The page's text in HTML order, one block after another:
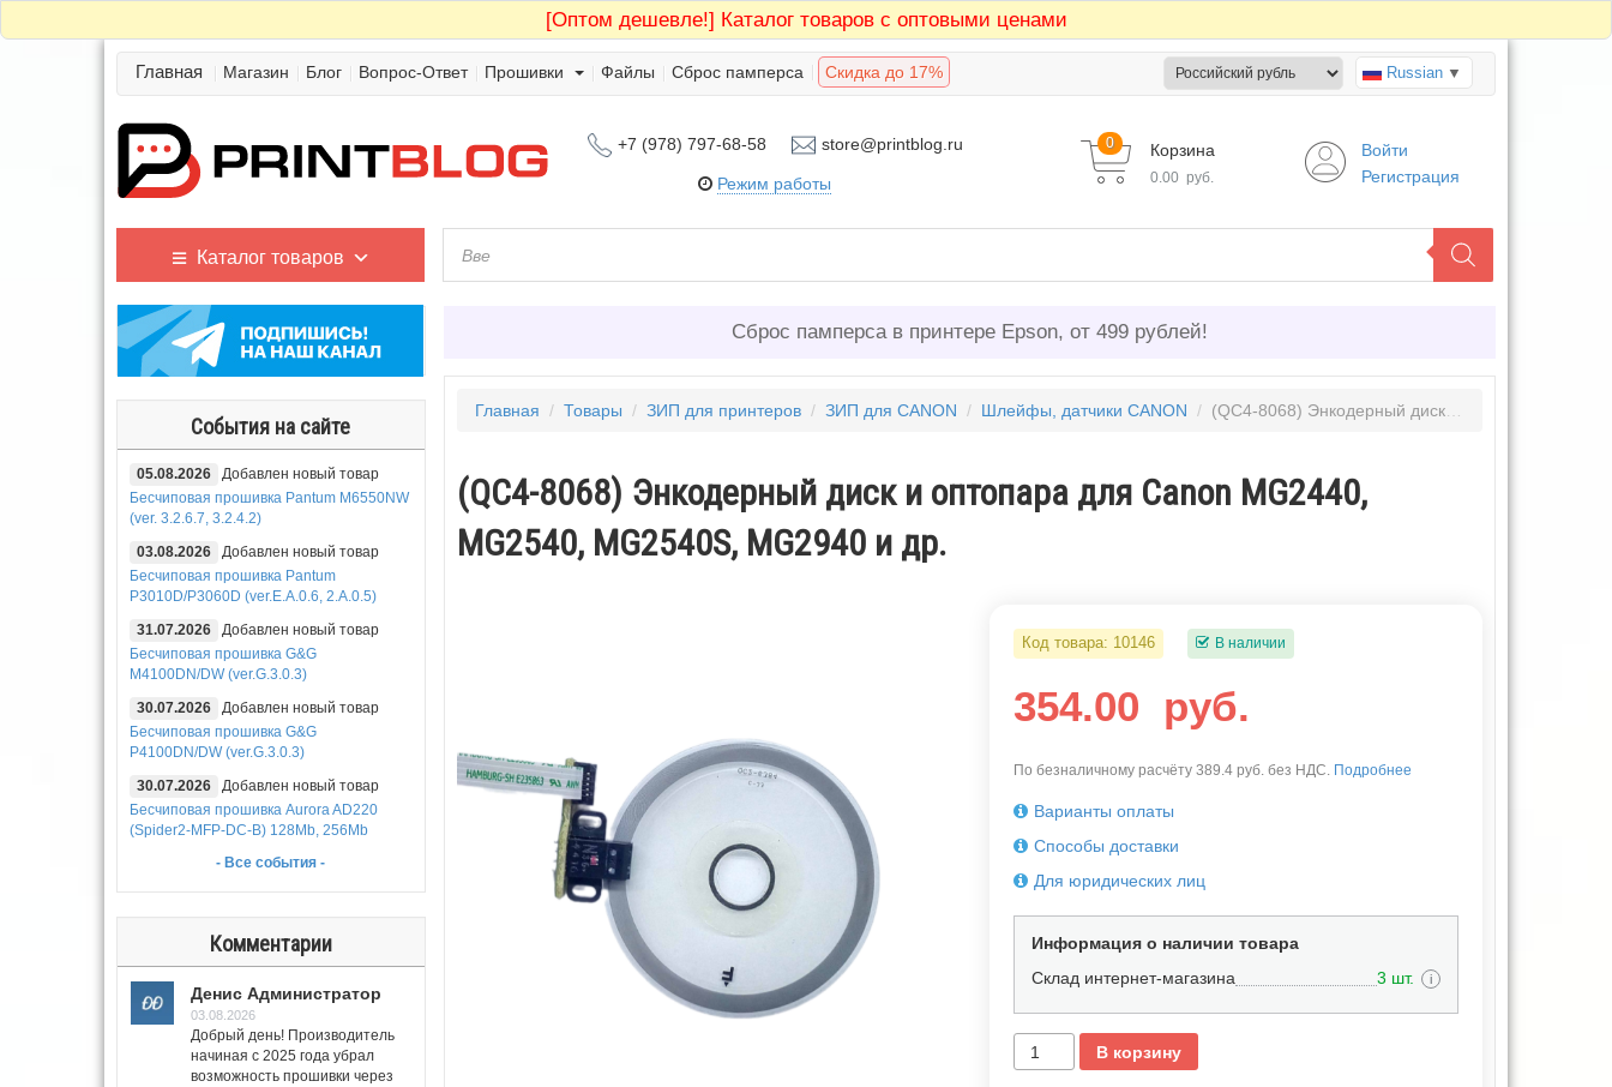
[Оптом дешевле!] Каталог товаров с оптовыми ценами
Главная Магазин Блог Вопрос-Ответ Прошивки Файлы Сброс памперса Скидка до 17% Russian ▼
+7 (978) 797-68-58 store@printblog.ru
Режим работы
Корзина
0
0.00 руб.
Войти
Регистрация
Каталог товаров
События на сайте
05.08.2026
Добавлен новый товар
Бесчиповая прошивка Pantum M6550NW
(ver. 3.2.6.7, 3.2.4.2)
03.08.2026
Добавлен новый товар
Бесчиповая прошивка Pantum
P3010D/P3060D (ver.E.A.0.6, 2.A.0.5)
31.07.2026
Добавлен новый товар
Бесчиповая прошивка G&G
M4100DN/DW (ver.G.3.0.3)
30.07.2026
Добавлен новый товар
Бесчиповая прошивка G&G
P4100DN/DW (ver.G.3.0.3)
30.07.2026
Добавлен новый товар
Бесчиповая прошивка Aurora AD220
(Spider2-MFP-DC-B) 128Mb, 256Mb
- Все события -
Комментарии
Денис Администратор
03.08.2026
Добрый день! Производитель
начиная с 2025 года убрал
возможность прошивки через
Сброс памперса в принтере Epson, от 499 рублей!
Главная / Товары / ЗИП для принтеров/ ЗИП для CANON / Шлейфы, датчики CANON / (QC4-8068) Энкодерный диск и оптопара для Canon MG2440, MG2540, MG2540S, MG2940 и др.
(QC4-8068) Энкодерный диск и оптопара для Canon MG2440,
MG2540, MG2540S, MG2940 и др.
Код товара: 10146 В наличии
354.00 руб.
По безналичному расчёту 389.4 руб. без НДС. Подробнее
Варианты оплаты
Способы доставки
Для юридических лиц
Информация о наличии товара
Склад интернет-магазина
3 шт. i
В корзину